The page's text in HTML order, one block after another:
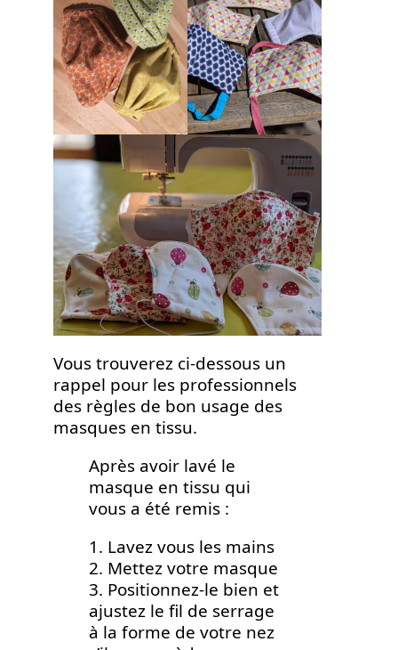
Vous trouverez ci-dessous un
rappel pour les professionnels
des règles de bon usage des
masques en tissu.
Après avoir lavé le
masque en tissu qui
vous a été remis :
1. Lavez vous les mains
2. Mettez votre masque
3. Positionnez-le bien et
ajustez le fil de serrage
à la forme de votre nez